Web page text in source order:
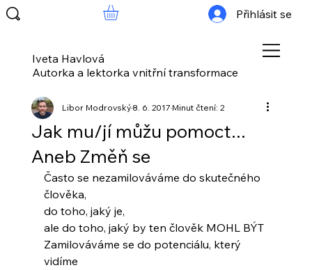
Iveta Havlová
Autorka a lektorka vnitřní transformace
Přihlásit se
Jak mu/jí můžu pomoct...
Aneb Změň se
Libor Modrovský8. 6. 2017Minut čtení: 2
Často se nezamilováváme do skutečného
člověka,
do toho, jaký je,
ale do toho, jaký by ten člověk MOHL BÝT
Zamilováváme se do potenciálu, který
vidíme